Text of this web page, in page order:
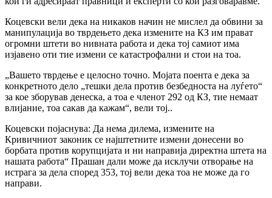
Коцевски вели дека на никаков начин не мислел да обвини за
манипулација во тврдењето дека измените на КЗ им прават
огромни штети во нивната работа и дека тој самиот има
изјавено оти тие измени се катастрофални и стои на тоа.
„Вашето тврдење е целосно точно. Мојата поента е дека за
конкретното дело „тешки дела против безбедноста на луѓето“
за кое зборував денеска, а тоа е членот 292 од КЗ, тие немаат
влијание, тоа сакав да кажам“, вели тој..
Коцевски појаснува: Да нема дилема, измените на
Кривичниот законик се најштетните измени донесени во
борбата против корупцијата и ни направија директна штета на
нашата работа“ Прашан дали може да исклучи отворање на
истрага за дела според 353, тој вели дека тоа не може да го
направи.